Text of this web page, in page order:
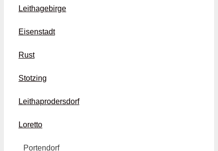
Leithagebirge
Eisenstadt
Rust
Stotzing
Leithaprodersdorf
Loretto
Portendorf